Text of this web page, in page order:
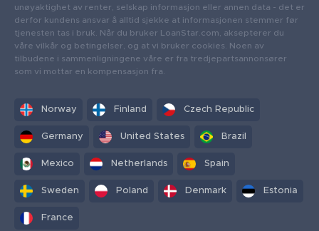
unøyaktighet av renter, selskap informasjon eller annen data - det er
derfor kundens ansvar å alltid sjekke at informasjonen stemmer før
tjenesten tas i bruk. Når du bruker LoanStar.com, aksepterer du
våre vilkår og betingelser, og at vi bruker cookies. Noen av
tilbudene i sammenligningene våre er fra tredjepartsannonsører
som vi mottar en kompensasjon fra.
Norway Finland Czech Republic
Germany United States Brazil
Mexico Netherlands Spain
Sweden Poland Denmark Estonia
France